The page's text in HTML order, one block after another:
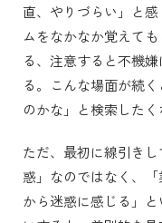
直、やりづらい」と
ムをなかなか覚えて
る、注意すると不機
る。こんな場面が続
のかな」と検索したく
ただ、最初に線引き
惑」なのではなく、
から迷惑に感じる」